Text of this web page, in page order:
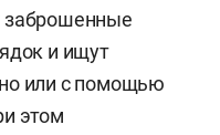
заброшенные
и ищут
или с помощью
этом